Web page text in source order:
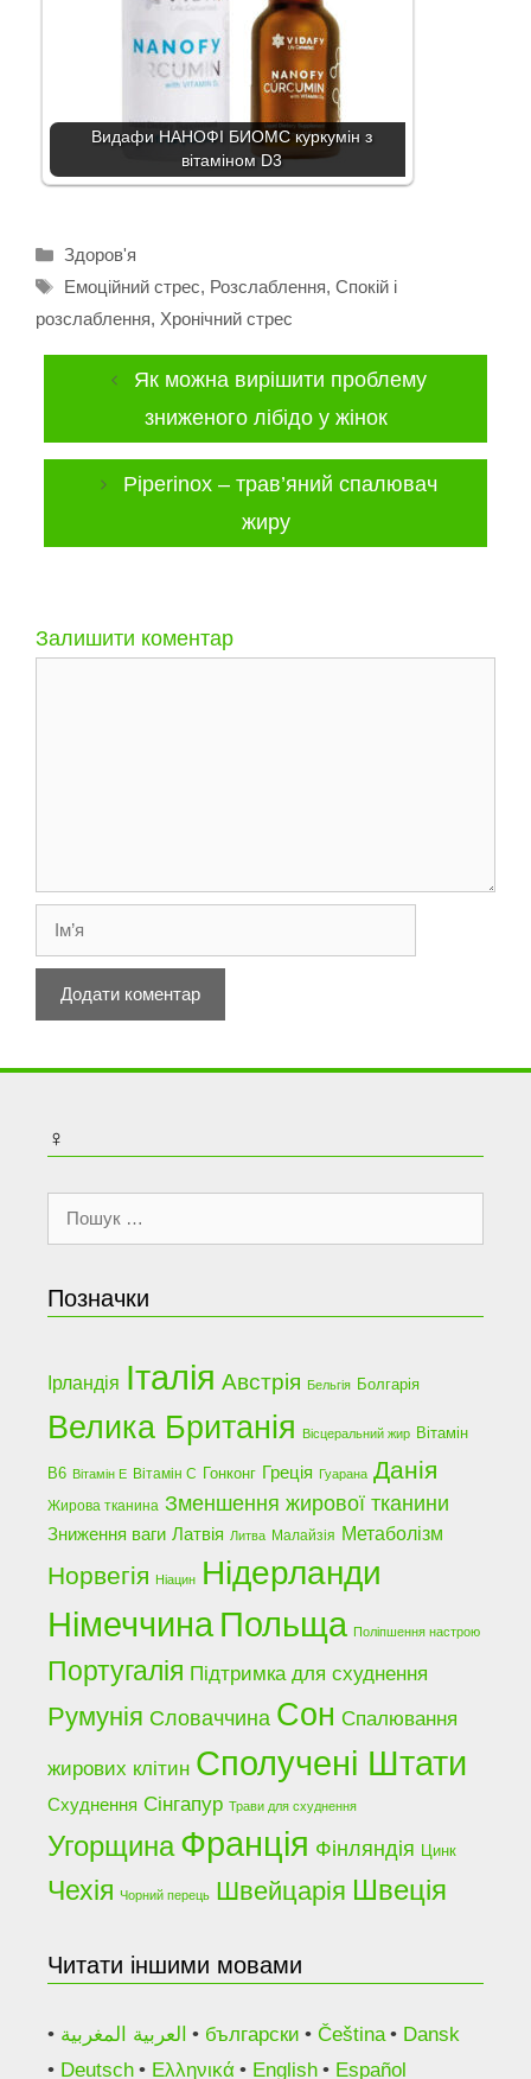
Видафи НАНОФІ БИОМС куркумін з
вітаміном D3
Категорії
Здоров'я
Позначки
Емоційний стрес, Розслаблення, Спокій і
розслаблення, Хронічний стрес
Як можна вирішити проблему
зниженого лібідо у жінок
Piperinox – трав’яний спалювач
жиру
Залишити коментар
♀
Пошук:
Позначки
Ірландія Італія Австрія Бельгія Болгарія
Велика Британія Вісцеральний жир Вітамін
В6 Вітамін Е Вітамін С Гонконг Греція Гуарана Данія
Жирова тканина Зменшення жирової тканини
Зниження ваги Латвія Литва Малайзія Метаболізм
Норвегія Ніацин Нідерланди
Німеччина Польща Поліпшення настрою
Португалія Підтримка для схуднення
Румунія Словаччина Сон Спалювання
жирових клітин Сполучені Штати
Схуднення Сінгапур Трави для схуднення
Угорщина Франція Фінляндія Цинк
Чехія Чорний перець Швейцарія Швеція
Читати іншими мовами
العربية المغربية български Čeština
Dansk
Deutsch
Ελληνικά English
Español